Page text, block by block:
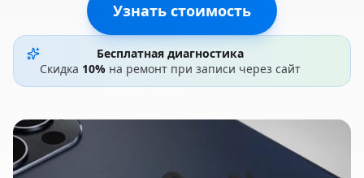
Узнать стоимость
Бесплатная диагностика
Скидка 10% на ремонт при записи через сайт